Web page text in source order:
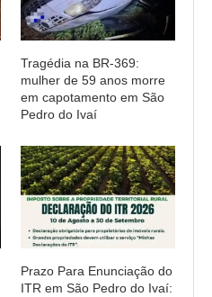
Tragédia na BR-369:
mulher de 59 anos morre
em capotamento em São
Pedro do Ivaí
Prazo Para Enunciação do
ITR em São Pedro do Ivaí: